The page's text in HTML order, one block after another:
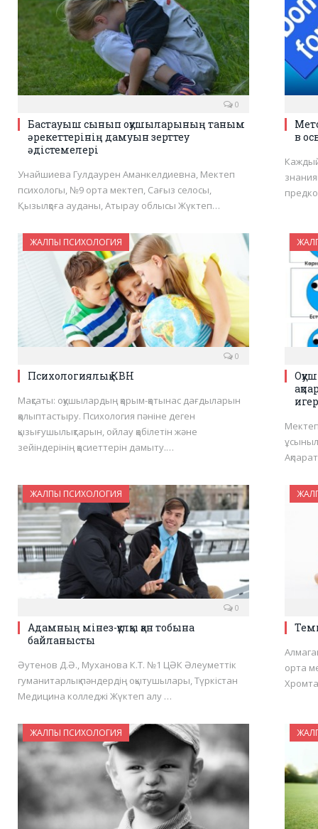
0
Бастауыш сынып оқушыларының таным
әрекеттерінің дамуын зерттеу
әдістемелері
Унайшиева Гулдаурен Аманкелдиевна, Мектеп
психологы, №9 орта мектеп, Сағыз селосы,
Қызылқоға ауданы, Атырау облысы Жүктеп…
в
ЖАЛПЫ ПСИХОЛОГИЯ
0
Психологиялық КВН
Мақсаты: оқушылардың қарым-қатынас дағдыларын
қалыптастыру. Психология пәніне деген
қызығушылықтарын, ойлау қабілетін және
зейіндерінің қасиеттерін дамыту.…
ЖАЛПЫ ПСИХОЛОГИЯ
0
Адамның мінез-құлқы қан тобына
байланысты
Әутенов Д.Ә., Муханова К.Т. №1 ЦӘК Әлеуметтік
гуманитарлық пәндердің оқытушылары, Түркістан
Медицина колледжі Жүктеп алу …
орта
ЖАЛПЫ ПСИХОЛОГИЯ